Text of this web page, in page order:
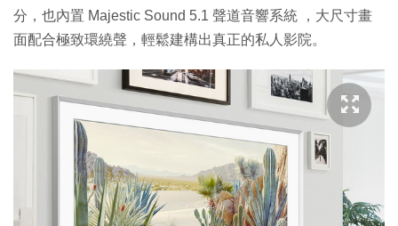
分，也內置 Majestic Sound 5.1 聲道音響系統 ，大尺寸畫
面配合極致環繞聲，輕鬆建構出真正的私人影院。